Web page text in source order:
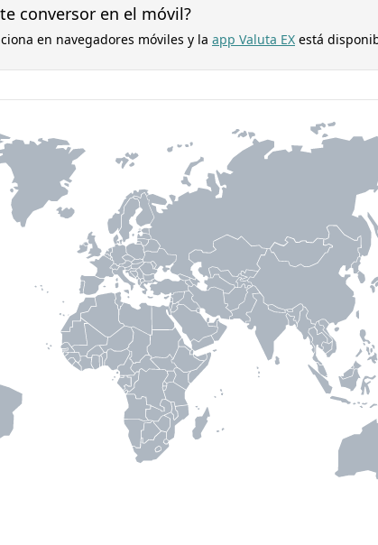
conversor en el móvil?
en navegadores móviles y la app Valuta EX está